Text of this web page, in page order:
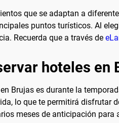
que se adaptan a
puntos turísticos. Al
Recuerda que a través de
hoteles en
Brujas es durante la
lo que te permitirá disfrutar
meses de anticipación para